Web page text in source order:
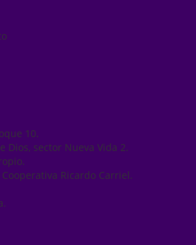
10.
Dios, sector Nueva Vida 2.
Ricardo Carriel.